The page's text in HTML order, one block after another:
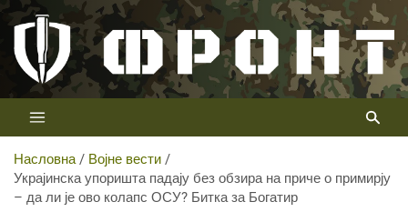
Скип
цонтент
Телевизија ФРОНТ
Први војни канал у Србији
Насловна
Војне вести
Украјинска упоришта падају без обзира на приче о примирју
– да ли је ово колапс ОСУ? Битка за Богатир